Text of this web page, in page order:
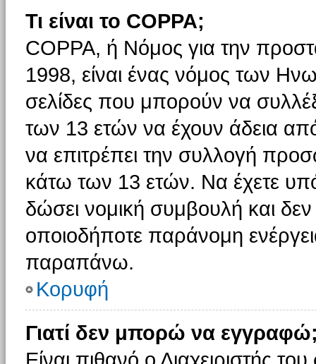
Τι είναι το COPPA;
COPPA, ή Νόμος για την
1998, είναι ένας νόμος των
σελίδες που μπορούν να
των 13 ετών να έχουν άδεια
να επιτρέπει την συλλογή
κάτω των 13 ετών. Να έχετε
δώσει νομική συμβουλή και δεν
οποιοδήποτε παράνομη
παραπάνω.
Κορυφή
Γιατί δεν μπορώ να